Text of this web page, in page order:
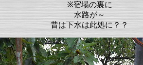
※宿場の裏に
水路が～
昔は下水は此処に？？